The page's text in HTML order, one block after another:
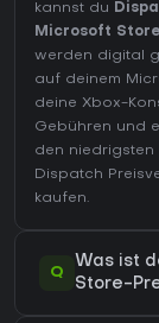
kannst du
Microsoft Store
werden digital
auf deinem
deine Xbox-
Gebühren und
den
Dispatch
kaufen.
Q
Was ist
Store-